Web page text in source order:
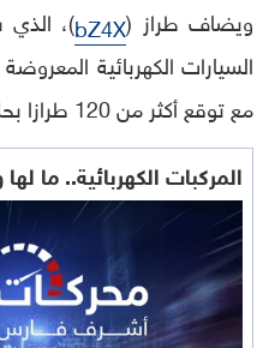
ويضاف طراز (bZ4X
السيارات الكهربائية
مع توقع أكثر من 120 طرازا بحلول عام 2025
المركبات الكهربائية.. ما